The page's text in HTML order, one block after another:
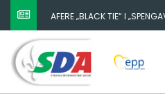
AFERE „BLACK TIE“ I
ZATAŠKATI